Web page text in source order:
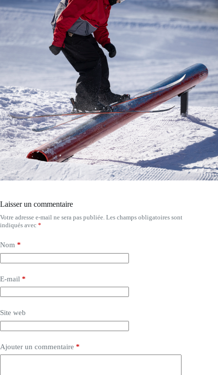
Laisser un commentaire
Votre adresse e-mail ne sera pas publiée. Les champs obligatoires sont
indiqués avec *
Nom *
E-mail *
Site web
Ajouter un commentaire *